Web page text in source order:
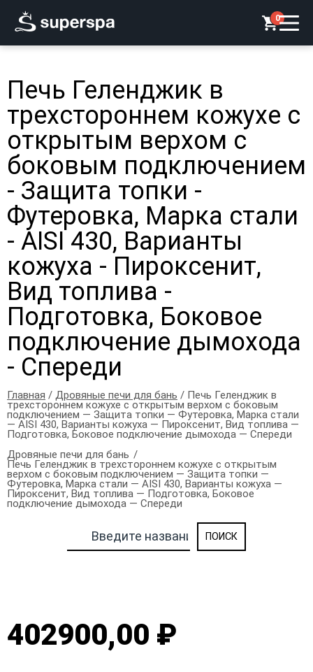
0
Печь Геленджик в
трехстороннем кожухе с
открытым верхом с
боковым подключением
- Защита топки -
Футеровка, Марка стали
- AISI 430, Варианты
кожуха - Пироксенит,
Вид топлива -
Подготовка, Боковое
подключение дымохода
- Спереди
Главная / Дровяные печи для бань / Печь Геленджик в
трехстороннем кожухе с открытым верхом с боковым
подключением — Защита топки — Футеровка, Марка стали
— AISI 430, Варианты кожуха — Пироксенит, Вид топлива —
Подготовка, Боковое подключение дымохода — Спереди
Дровяные печи для бань
Печь Геленджик в трехстороннем кожухе с открытым
верхом с боковым подключением — Защита топки —
Футеровка, Марка стали — AISI 430, Варианты кожуха —
Пироксенит, Вид топлива — Подготовка, Боковое
подключение дымохода — Спереди
402900,00 ₽